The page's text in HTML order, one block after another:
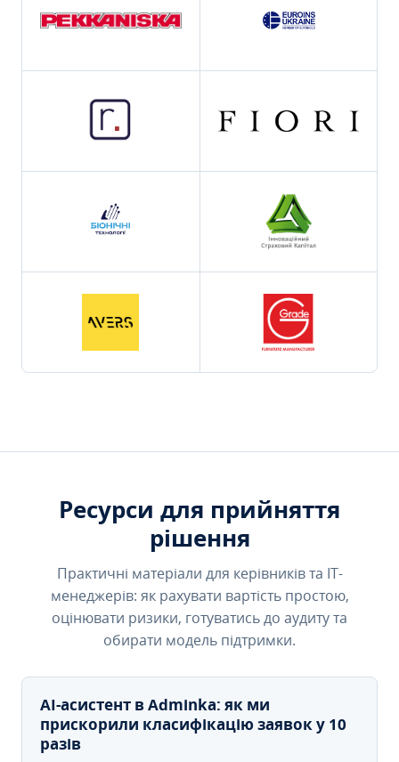
Ресурси для прийняття
рішення
Практичні матеріали для керівників та IT-
менеджерів: як рахувати вартість простою,
оцінювати ризики, готуватись до аудиту та
обирати модель підтримки.
AI-асистент в Adminka: як ми
прискорили класифікацію заявок у 10
разів